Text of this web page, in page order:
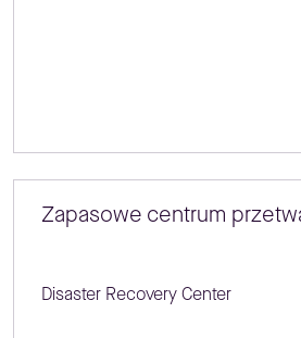
Zapasowe centrum
Disaster Recovery Center